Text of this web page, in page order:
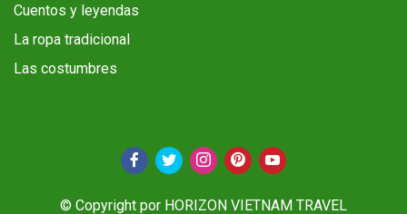
Cuentos y leyendas
La ropa tradicional
Las costumbres
© Copyright por HORIZON VIETNAM TRAVEL